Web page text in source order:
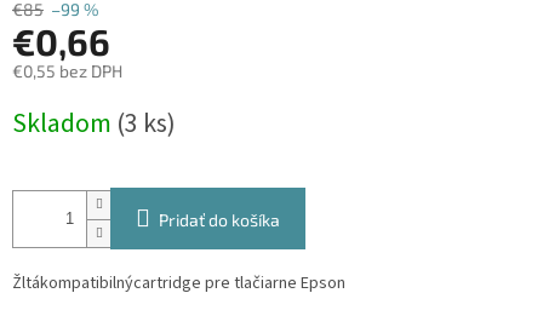
€85 –99 %
€0,66
€0,55 bez DPH
cena:
Skladom (3 ks)
Pridať do košíka
Žltákompatibilnýcartridge pre tlačiarne Epson